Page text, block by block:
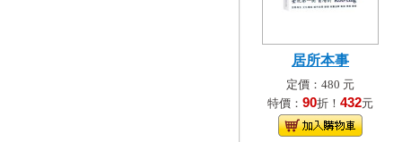
居所本事
定價：480 元
特價： 90折！ 432元